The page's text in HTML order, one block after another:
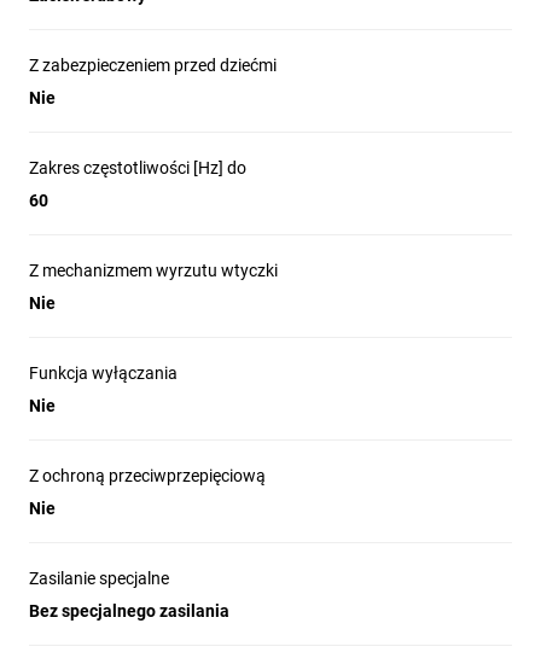
Z zabezpieczeniem przed dziećmi
Nie
Zakres częstotliwości [Hz] do
60
Z mechanizmem wyrzutu wtyczki
Nie
Funkcja wyłączania
Nie
Z ochroną przeciwprzepięciową
Nie
Zasilanie specjalne
Bez specjalnego zasilania